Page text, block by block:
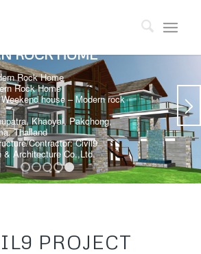
ROCK HOME
Rock Home
Rock Home
house – Modern rock
Khaoyai, Pakchong,
Thailand
Contractor: Civil9
& Architecture Co.,Ltd.
1 2 3 4 5
PROJECT